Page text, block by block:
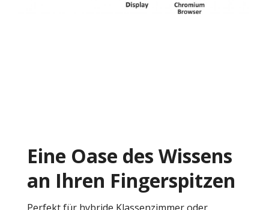
Eine Oase des Wissens
an Ihren Fingerspitzen